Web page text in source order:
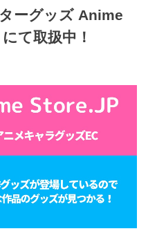
ーグッズ Anime
て取扱中！